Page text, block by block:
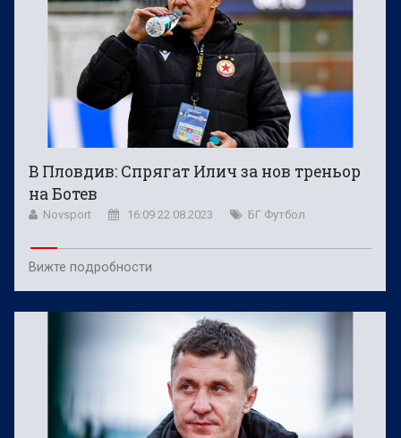
В Пловдив: Спрягат Илич за нов треньор
на Ботев
Novsport 16:09 22.08.2023 БГ Футбол
Вижте подробности